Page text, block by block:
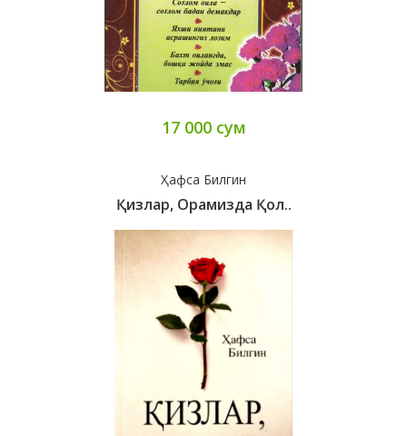
17 000 сум
Ҳафса Билгин
Қизлар, Орамизда Қол..